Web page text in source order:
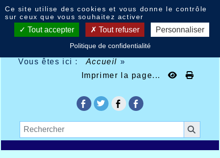
Vous êtes ici : Accueil »
Imprimer la page...
Ce site utilise des cookies et vous donne le contrôle
sur ceux que vous souhaitez activer
Tout accepter Tout refuser Personnaliser
Politique de confidentialité